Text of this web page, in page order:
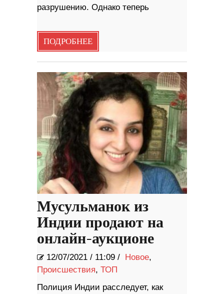
разрушению. Однако теперь
ПОДРОБНЕЕ
Мусульманок из
Индии продают на
онлайн-аукционе
12/07/2021 / 11:09 / Новое,
Происшествия, ТОП
Полиция Индии расследует, как